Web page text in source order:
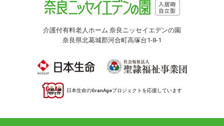
介護付有料老人ホーム 奈良ニッセイエデンの園
奈良県北葛城郡河合町高塚台1-8-1
日本生命のGranAgeプロジェクトを応援しています